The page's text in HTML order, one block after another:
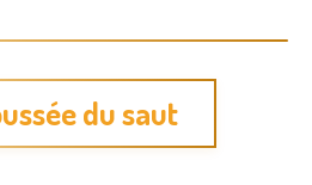
du saut